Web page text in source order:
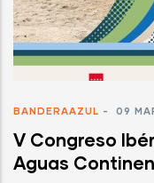
BANDERAAZUL - 09
V Congreso
Aguas